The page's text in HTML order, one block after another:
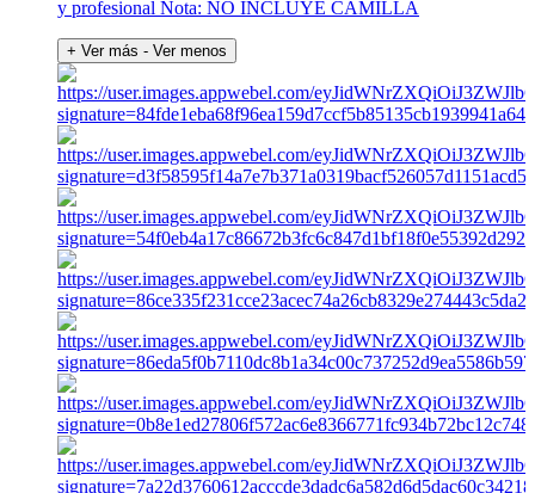
y profesional Nota: NO INCLUYE CAMILLA
+ Ver más - Ver menos